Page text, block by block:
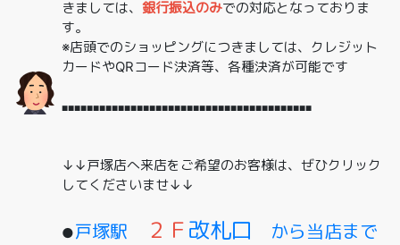
きましては、 銀行振込のみでの対応となっておりま
す。
※店頭でのショッピングにつきましては、クレジット
カードやQRコード決済等、各種決済が可能です
■■■■■■■■■■■■■■■■■■■■■■■■■■■■■■■■■■■■■■■■
↓↓戸塚店へ来店をご希望のお客様は、ぜひクリック
してくださいませ↓↓
●戸塚駅 ２Ｆ 改札口
から当店まで